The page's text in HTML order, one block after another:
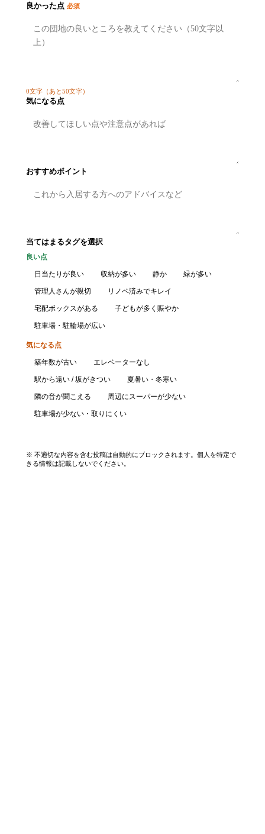
良かった点 必須
0文字 （あと50文字）
気になる点
おすすめポイント
当てはまるタグを選択
良い点
日当たりが良い 収納が多い 静か 緑が多い
管理人さんが親切 リノベ済みでキレイ
宅配ボックスがある 子どもが多く賑やか
駐車場・駐輪場が広い
気になる点
築年数が古い エレベーターなし
駅から遠い / 坂がきつい 夏暑い・冬寒い
隣の音が聞こえる 周辺にスーパーが少ない
駐車場が少ない・取りにくい
※ 不適切な内容を含む投稿は自動的にブロックされます。個人を特定で
きる情報は記載しないでください。